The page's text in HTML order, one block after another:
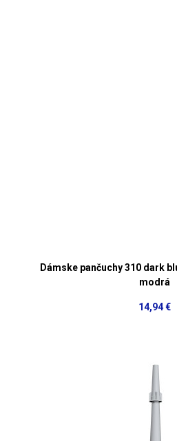
Dámske pančuchy 310 dark
modrá
14,94 €